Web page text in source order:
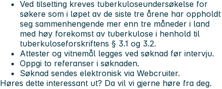
Ved tilsetting kreves tuberkuloseundersøkelse for
søkere som i løpet av de siste tre årene har oppholdt
seg sammenhengende mer enn tre måneder i land
med høy forekomst av tuberkulose i henhold til
tuberkuloseforskriftens § 3.1 og 3.2.
Attester og vitnemål legges ved søknad før intervju.
Oppgi to referanser i søknaden.
Søknad sendes elektronisk via Webcruiter.
Høres dette interessant ut? Da vil vi gjerne høre fra deg.